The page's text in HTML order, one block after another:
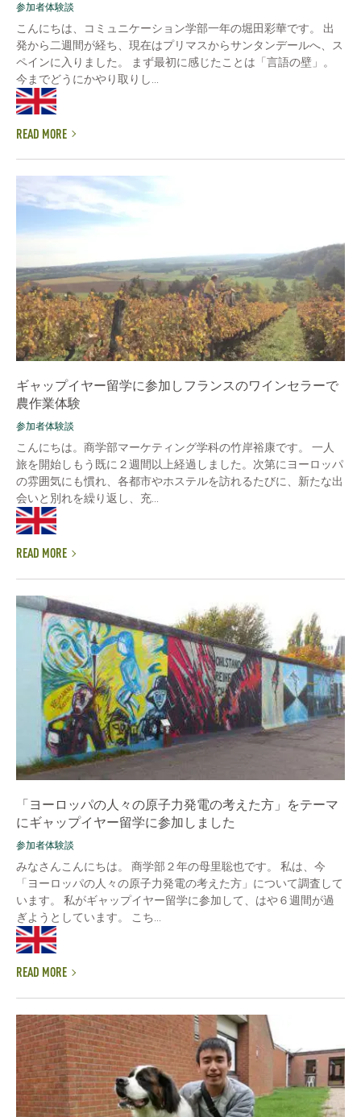
参加者体験談
こんにちは、コミュニケーション学部一年の堀田彩華です。 出
発から二週間が経ち、現在はプリマスからサンタンデールへ、ス
ペインに入りました。 まず最初に感じたことは「言語の壁」。
今までどうにかやり取りし...
READ MORE
ギャップイヤー留学に参加しフランスのワインセラーで
農作業体験
参加者体験談
こんにちは。商学部マーケティング学科の竹岸裕康です。 一人
旅を開始しもう既に２週間以上経過しました。次第にヨーロッパ
の雰囲気にも慣れ、各都市やホステルを訪れるたびに、新たな出
会いと別れを繰り返し、充...
READ MORE
「ヨーロッパの人々の原子力発電の考えた方」をテーマ
にギャップイヤー留学に参加しました
参加者体験談
みなさんこんにちは。 商学部２年の母里聡也です。 私は、今
「ヨーロッパの人々の原子力発電の考えた方」について調査して
います。 私がギャップイヤー留学に参加して、はや６週間が過
ぎようとしています。 こち...
READ MORE